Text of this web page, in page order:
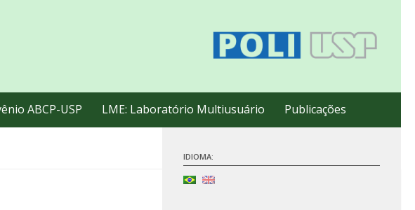
ABCP-USP LME: Laboratório Multiusuário Publicações
IDIOMA: